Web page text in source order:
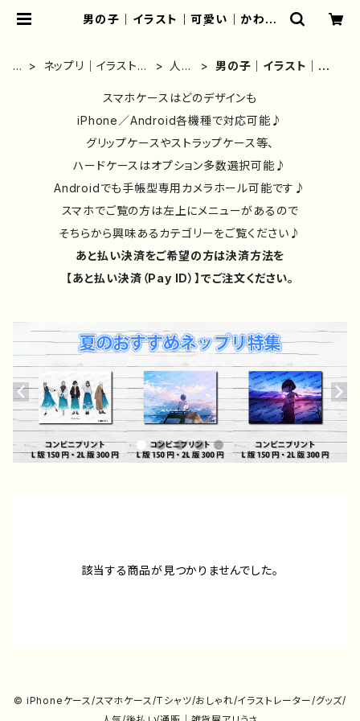
男の子｜イラスト｜可愛い｜かわい
ラストレーター/グッズ/人気/後払い/
通販｜雑貨屋アリうさ
ホ
ネップリ｜イラスト｜
｜絵師｜一覧
人・
ラク
ター
男の子｜イラスト｜可
｜かっこいい
スマホケースはどのデザインも
iPhone／Android各機種で対応可能♪
グリップケースやストラップケース等、
ハードケースはオプション多数選択可能♪
Androidでも手帳型専用カメラホール可能です♪
スマホでご覧の方は左上にメニューがあるので
そちらから興味あるカテゴリーをご覧ください♪
あと払い決済をご希望の方は決済方法を
【あと払い決済（Pay ID）】でご注文ください。
該当する商品が見つかりませんでした。
© iPhoneケース/スマホケース/Tシャツ/おしゃれ/イラストレーター/グッズ/